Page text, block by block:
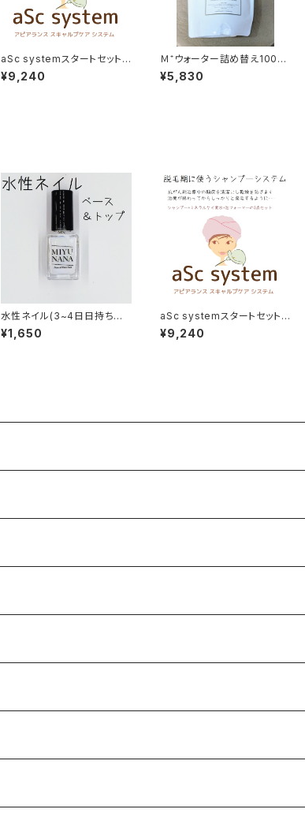
aSc systemスタートセット
抗がん剤治療中の頭皮ケア用
シャンプーセット
¥9,240
Ｍ⁺ウォーター詰め替え1000
ml
¥5,830
水性ネイル(3~4日日持ちす
るお湯で落ちない水性ネイル)
MIYUNANA スーパーベー
¥1,650
aSc systemスタートセット
抗がん剤治療中の頭皮ケア用
シャンプーセット
¥9,240